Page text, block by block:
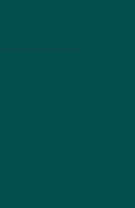
informativi e approfondimenti scientifici e rimedi